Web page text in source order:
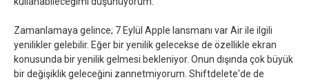
Zamanlamaya gelince; 7 Eylül Apple lansmanı var Air ile ilgili
yenilikler gelebilir. Eğer bir yenilik gelecekse de özellikle ekran
konusunda bir yenilik gelmesi bekleniyor. Onun dışında çok büyük
bir değişiklik geleceğini zannetmiyorum. Shiftdelete'de de